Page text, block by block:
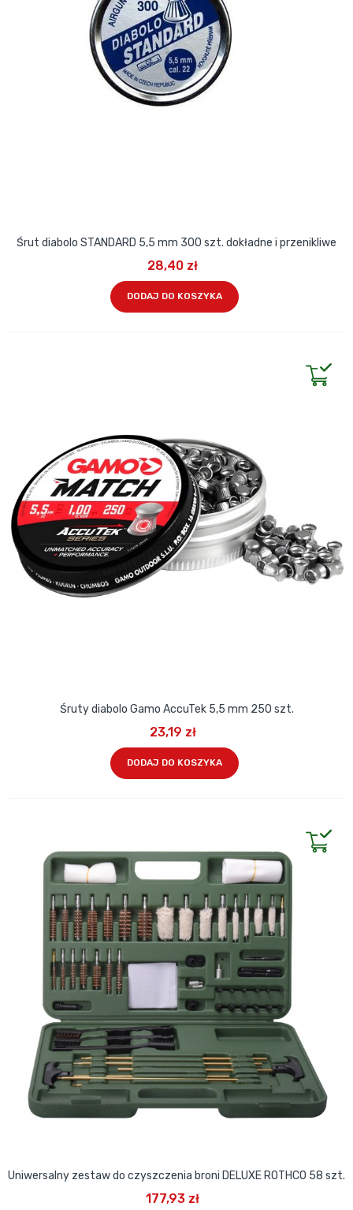
Śrut diabolo STANDARD 5,5 mm 300 szt. dokładne i przenikliwe
28,40 zł
DODAJ DO KOSZYKA
Śruty diabolo Gamo AccuTek 5,5 mm 250 szt.
23,19 zł
DODAJ DO KOSZYKA
Uniwersalny zestaw do czyszczenia broni DELUXE ROTHCO 58 szt.
177,93 zł